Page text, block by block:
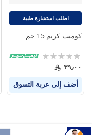
اطلب استشارة طبية
كوميب كريم 15 جم
Rating:
٣٩٫٠٠
أضف إلى عربة التسوق